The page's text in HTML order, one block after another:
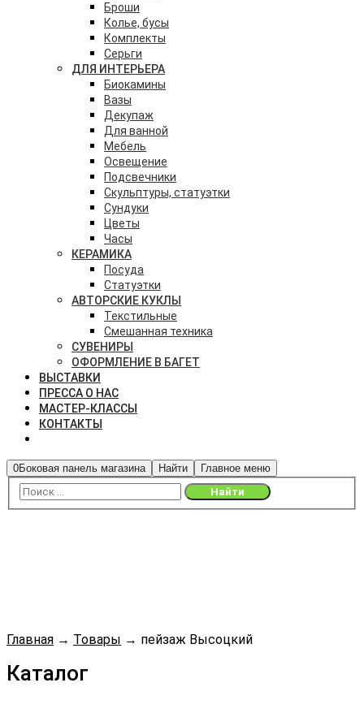
Броши
Колье, бусы
Комплекты
Серьги
ДЛЯ ИНТЕРЬЕРА
Биокамины
Вазы
Декупаж
Для ванной
Мебель
Освещение
Подсвечники
Скульптуры, статуэтки
Сундуки
Цветы
Часы
КЕРАМИКА
Посуда
Статуэтки
АВТОРСКИЕ КУКЛЫ
Текстильные
Смешанная техника
СУВЕНИРЫ
ОФОРМЛЕНИЕ В БАГЕТ
ВЫСТАВКИ
ПРЕССА О НАС
МАСТЕР-КЛАССЫ
КОНТАКТЫ
0Боковая панель магазина Найти Главное меню
Главная → Товары → пейзаж Высоцкий
Каталог